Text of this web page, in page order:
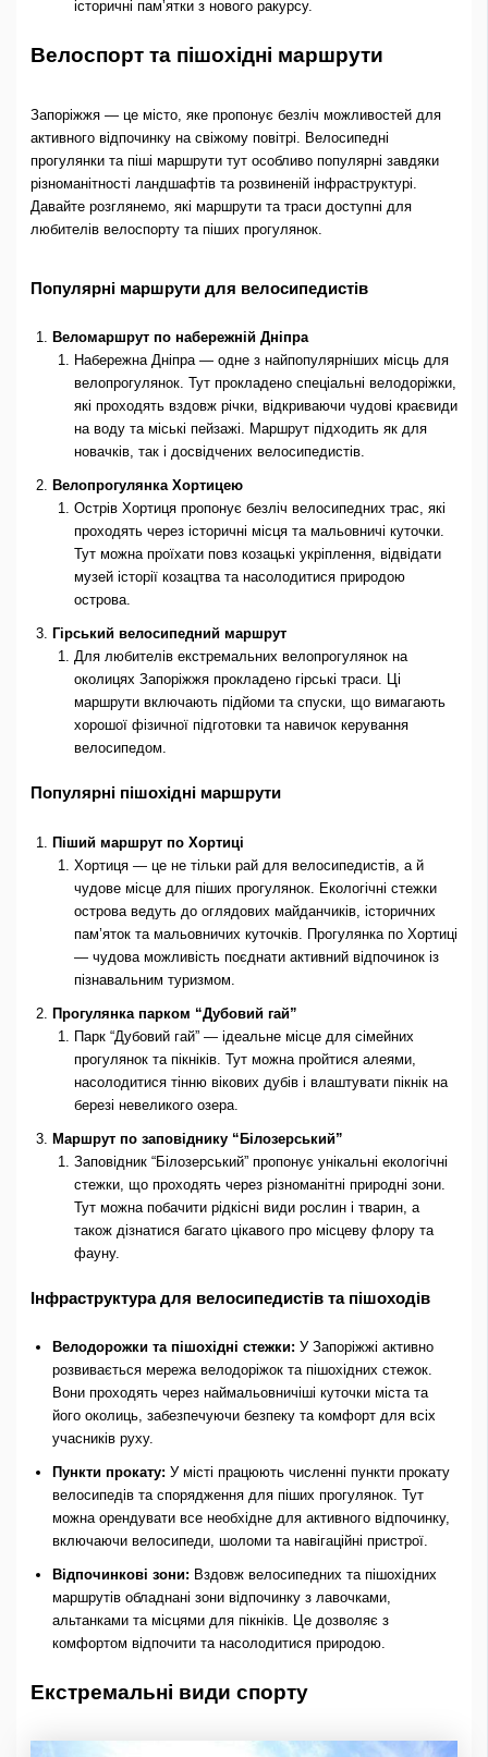
історичні пам’ятки з нового ракурсу.
Велоспорт та пішохідні маршрути
Запоріжжя — це місто, яке пропонує безліч можливостей для
активного відпочинку на свіжому повітрі. Велосипедні
прогулянки та піші маршрути тут особливо популярні завдяки
різноманітності ландшафтів та розвиненій інфраструктурі.
Давайте розглянемо, які маршрути та траси доступні для
любителів велоспорту та піших прогулянок.
Популярні маршрути для велосипедистів
Веломаршрут по набережній Дніпра
Набережна Дніпра — одне з найпопулярніших місць для
велопрогулянок. Тут прокладено спеціальні велодоріжки,
які проходять вздовж річки, відкриваючи чудові краєвиди
на воду та міські пейзажі. Маршрут підходить як для
новачків, так і досвідчених велосипедистів.
Велопрогулянка Хортицею
Острів Хортиця пропонує безліч велосипедних трас, які
проходять через історичні місця та мальовничі куточки.
Тут можна проїхати повз козацькі укріплення, відвідати
музей історії козацтва та насолодитися природою
острова.
Гірський велосипедний маршрут
Для любителів екстремальних велопрогулянок на
околицях Запоріжжя прокладено гірські траси. Ці
маршрути включають підйоми та спуски, що вимагають
хорошої фізичної підготовки та навичок керування
велосипедом.
Популярні пішохідні маршрути
Піший маршрут по Хортиці
Хортиця — це не тільки рай для велосипедистів, а й
чудове місце для піших прогулянок. Екологічні стежки
острова ведуть до оглядових майданчиків, історичних
пам’яток та мальовничих куточків. Прогулянка по Хортиці
— чудова можливість поєднати активний відпочинок із
пізнавальним туризмом.
Прогулянка парком “Дубовий гай”
Парк “Дубовий гай” — ідеальне місце для сімейних
прогулянок та пікніків. Тут можна пройтися алеями,
насолодитися тінню вікових дубів і влаштувати пікнік на
березі невеликого озера.
Маршрут по заповіднику “Білозерський”
Заповідник “Білозерський” пропонує унікальні екологічні
стежки, що проходять через різноманітні природні зони.
Тут можна побачити рідкісні види рослин і тварин, а
також дізнатися багато цікавого про місцеву флору та
фауну.
Інфраструктура для велосипедистів та пішоходів
Велодорожки та пішохідні стежки: У Запоріжжі активно
розвивається мережа велодоріжок та пішохідних стежок.
Вони проходять через наймальовничіші куточки міста та
його околиць, забезпечуючи безпеку та комфорт для всіх
учасників руху.
Пункти прокату: У місті працюють численні пункти прокату
велосипедів та спорядження для піших прогулянок. Тут
можна орендувати все необхідне для активного відпочинку,
включаючи велосипеди, шоломи та навігаційні пристрої.
Відпочинкові зони: Вздовж велосипедних та пішохідних
маршрутів обладнані зони відпочинку з лавочками,
альтанками та місцями для пікніків. Це дозволяє з
комфортом відпочити та насолодитися природою.
Екстремальні види спорту